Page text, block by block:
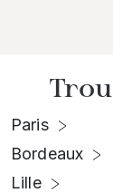
Paris
Bordeaux
Lille